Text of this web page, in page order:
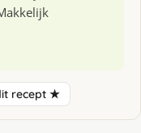
recept ★